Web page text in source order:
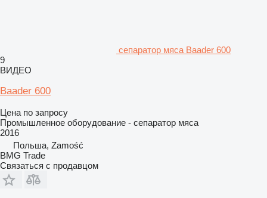
сепаратор мяса Baader 600
9
ВИДЕО
Baader 600
Цена по запросу
Промышленное оборудование - сепаратор мяса
2016
Польша, Zamość
BMG Trade
Связаться с продавцом